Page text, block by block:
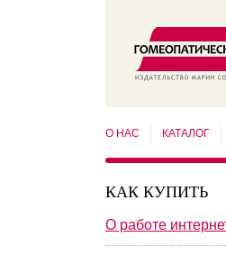
О НАС КАТАЛОГ
КАК КУПИТЬ
О работе